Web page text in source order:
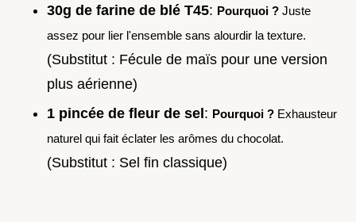
30g de farine de blé T45: Pourquoi ? Juste
assez pour lier l'ensemble sans alourdir la texture.
(Substitut : Fécule de maïs pour une version
plus aérienne)
1 pincée de fleur de sel: Pourquoi ? Exhausteur
naturel qui fait éclater les arômes du chocolat.
(Substitut : Sel fin classique)